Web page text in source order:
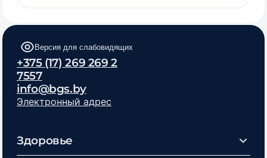
Версия для слабовидящих
+375 (17) 269 269 2
7557
info@bgs.by
Электронный адрес
Здоровье